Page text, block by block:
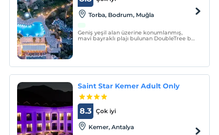
Torba, Bodrum, Muğla
Geniş yeşil alan üzerine konumlanmış,
mavi bayraklı plajı bulunan DoubleTree by
Saint Star Kemer Adult Only
Çok iyi
8.3
Kemer, Antalya